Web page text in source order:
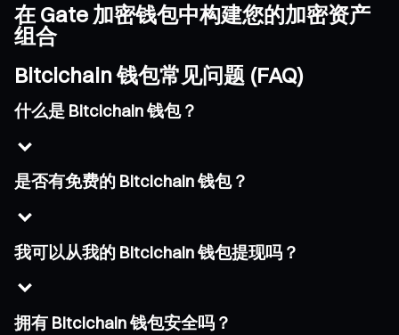
在 Gate 加密钱包中构建您的加密资产
组合
Bitcichain 钱包常见问题 (FAQ)
什么是 Bitcichain 钱包？
是否有免费的 Bitcichain 钱包？
我可以从我的 Bitcichain 钱包提现吗？
拥有 Bitcichain 钱包安全吗？